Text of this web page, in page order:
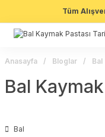
Tüm
Anasayfa Bloglar Bal
Bal
Bal